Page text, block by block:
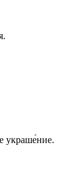
украше́ние.